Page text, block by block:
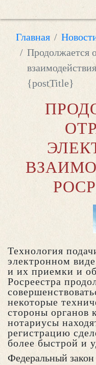
Главная
Продолжается
{postTitle}
Технология
электронном
и их приемки и
Росреестра
некоторые
стороны органов
нотариусы
регистрацию
более быстрой и
Федеральный